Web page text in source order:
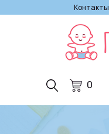
Контакты
0